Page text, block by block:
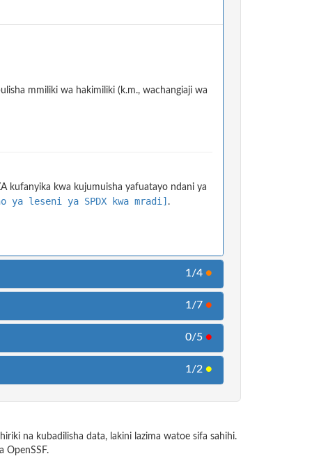
mmiliki wa hakimiliki (k.m., wachangiaji wa
kufanyika kwa kujumuisha yafuatayo ndani ya
ya leseni ya SPDX kwa mradi] .
1/4 ●
1/7 ●
0/5 ●
1/2 ●
na kubadilisha data, lakini lazima watoe sifa sahihi.
OpenSSF.